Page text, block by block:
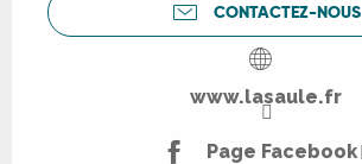
CONTACTEZ-NOUS
www.lasaule.fr
Page Facebook